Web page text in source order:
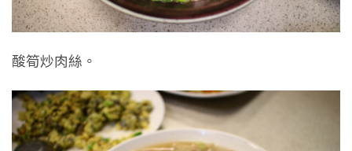
酸筍炒肉絲。